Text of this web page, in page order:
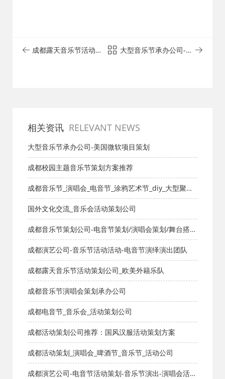
成都露天音乐节活动策
大型音乐节承办公司-美
相关资讯 RELEVANT NEWS
大型音乐节承办公司-美国微软项目策划
成都校园主题音乐节策划方案推荐
成都音乐节_演唱会_电音节_涂鸦艺术节_diy_大型聚会_
活动策划公司
国外文化交流_音乐会活动策划公司
成都音乐节策划公司-电音节策划/演唱会策划/舞台搭
建/活动氛围布置/明星艺人网红邀请
成都演艺公司-音乐节活动活动-电音节演绎演出团队
成都露天音乐节活动策划公司_欧美外籍乐队
成都音乐节演唱会策划承办公司
成都电音节_音乐会_活动策划公司
成都活动策划公司推荐：国风汉服活动策划方案
成都活动策划_演唱会_啤酒节_音乐节_活动公司
成都演艺公司-电音节活动策划-音乐节演出-演唱会活动